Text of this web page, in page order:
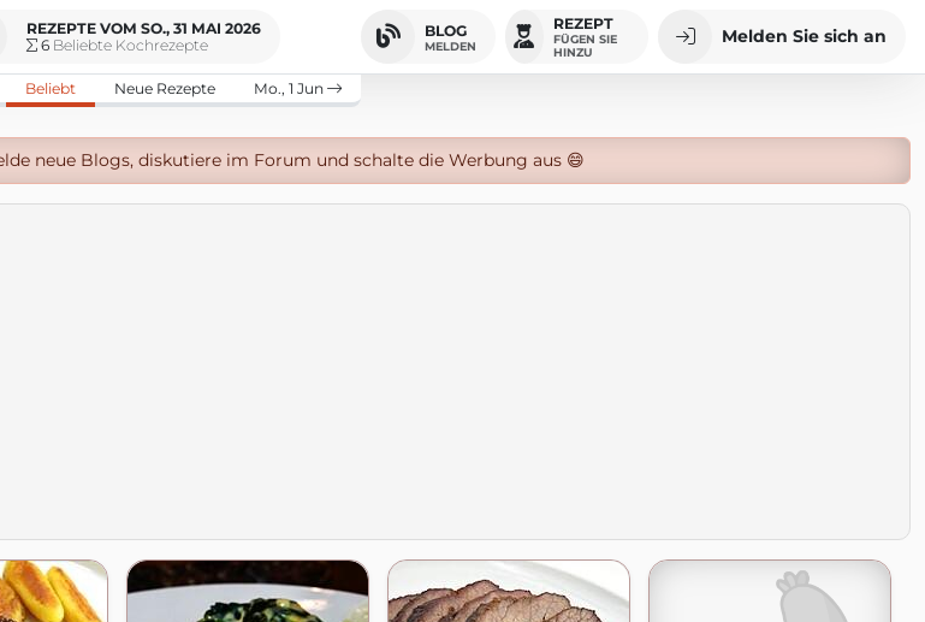
REZEPTE VOM SO., 31 MAI 2026
6 Beliebte Kochrezepte
BLOG
MELDEN
REZEPT
FÜGEN SIE
HINZU
Melden Sie sich an
Beliebt Neue Rezepte Mo., 1 Jun
neue Blogs, diskutiere im Forum und schalte die Werbung aus 😄